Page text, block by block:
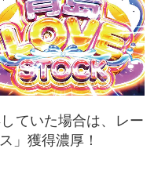
ていた場合は、レー
」獲得濃厚！